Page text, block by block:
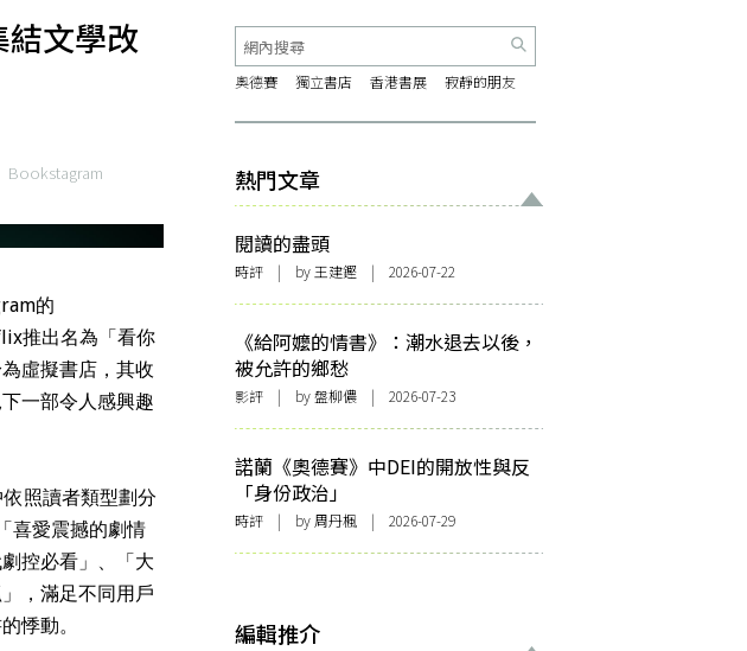
文學改
Bookstagram
的
推出名為「看你
虛擬書店，其收
一部令人感興趣
照讀者類型劃分
喜愛震撼的劇情
控必看」、「大
，滿足不同用戶
悸動。
奧德賽 獨立書店 香港書展 寂靜的朋友
熱門文章
閱讀的盡頭
時評 | by 王建鏗 | 2026-07-22
《給阿嬤的情書》：潮水退去以後，
被允許的鄉愁
影評 | by 盤柳儂 | 2026-07-23
諾蘭《奧德賽》中DEI的開放性與反
「身份政治」
時評 | by 周丹楓 | 2026-07-29
編輯推介